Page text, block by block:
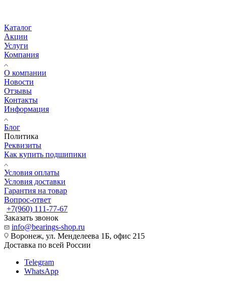
Каталог
Акции
Услуги
Компания
О компании
Новости
Отзывы
Контакты
Информация
Блог
Политика
Реквизиты
Как купить подшипики
Условия оплаты
Условия доставки
Гарантия на товар
Вопрос-ответ
+7(960) 111-77-67
Заказать звонок
info@bearings-shop.ru
Воронеж, ул. Менделеева 1Б, офис 215
Доставка по всей России
Telegram
WhatsApp